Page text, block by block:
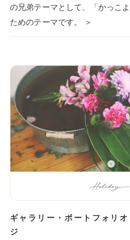
の兄弟テーマとして、「かっこ
ためのテーマです。 ＞
ギャラリー・ポートフォリオ
ジ